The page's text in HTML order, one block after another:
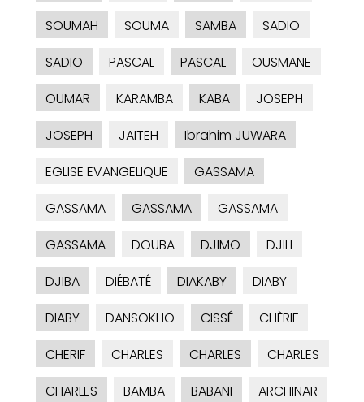
SOUMAH
SOUMA SAMBA
SADIO
SADIO
PASCAL PASCAL
OUSMANE
OUMAR
KARAMBA KABA
JOSEPH
JOSEPH
JAITEH
Ibrahim JUWARA
EGLISE EVANGELIQUE
GASSAMA
GASSAMA
GASSAMA
GASSAMA
GASSAMA
DOUBA DJIMO
DJILI
DJIBA
DIÉBATÉ DIAKABY
DIABY
DIABY
DANSOKHO CISSÉ
CHÈRIF
CHERIF
CHARLES CHARLES
CHARLES
CHARLES
BAMBA BABANI
ARCHINAR